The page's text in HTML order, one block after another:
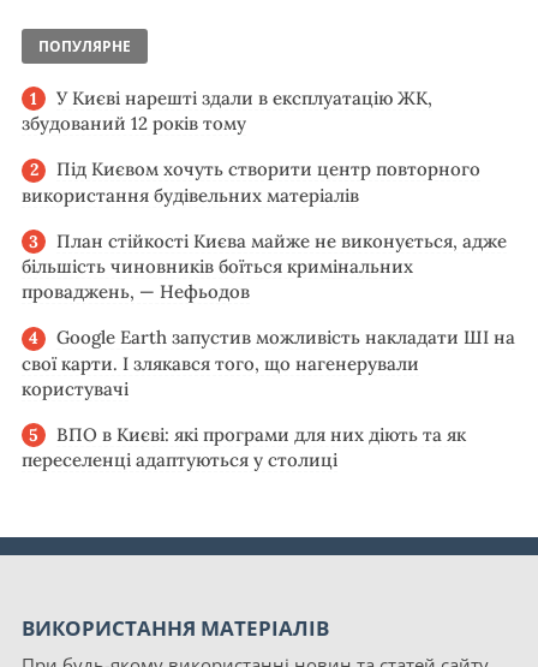
ПОПУЛЯРНЕ
У Києві нарешті здали в експлуатацію ЖК,
збудований 12 років тому
Під Києвом хочуть створити центр повторного
використання будівельних матеріалів
План стійкості Києва майже не виконується, адже
більшість чиновників боїться кримінальних
проваджень, — Нефьодов
Google Earth запустив можливість накладати ШІ на
свої карти. І злякався того, що нагенерували
користувачі
ВПО в Києві: які програми для них діють та як
переселенці адаптуються у столиці
ВИКОРИСТАННЯ МАТЕРІАЛІВ